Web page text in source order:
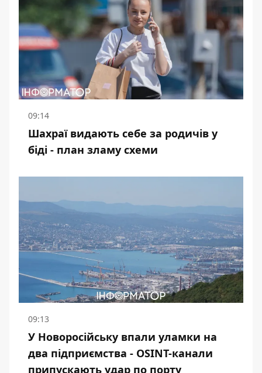
09:14
Шахраї видають себе за родичів у
біді - план зламу схеми
09:13
У Новоросійську впали уламки на
два підприємства - OSINT-канали
припускають удар по порту